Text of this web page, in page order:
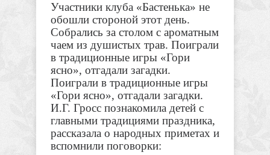
Участники клуба «Бастенька» не
обошли стороной этот день.
Собрались за столом с ароматным
чаем из душистых трав. Поиграли
в традиционные игры «Гори
ясно», отгадали загадки.
Поиграли в традиционные игры
«Гори ясно», отгадали загадки.
И.Г. Гросс познакомила детей с
главными традициями праздника,
рассказала о народных приметах и
вспомнили поговорки: